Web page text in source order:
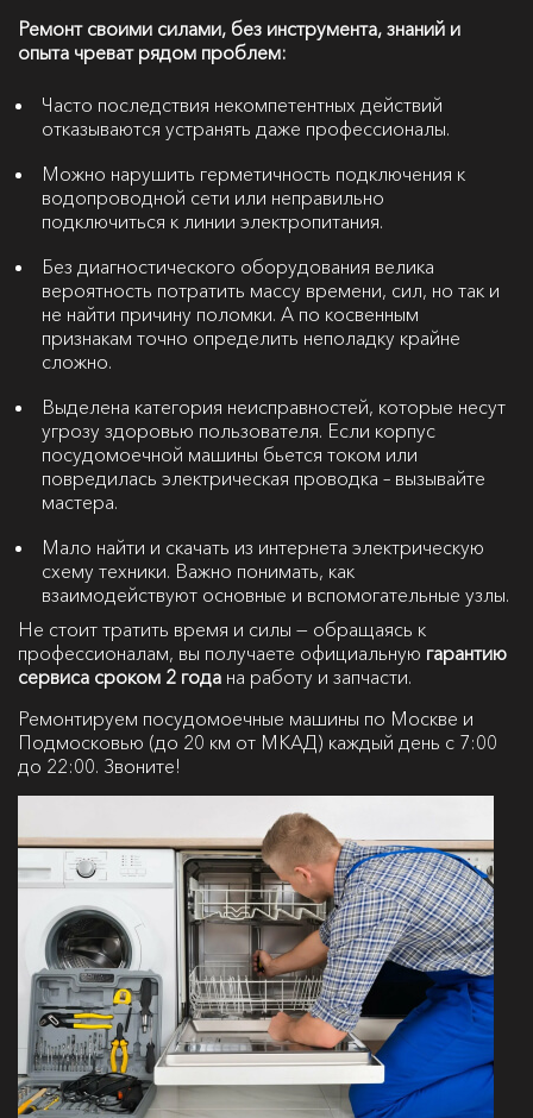
Ремонт своими силами, без инструмента, знаний и
опыта чреват рядом проблем:
Часто последствия некомпетентных действий
отказываются устранять даже профессионалы.
Можно нарушить герметичность подключения к
водопроводной сети или неправильно
подключиться к линии электропитания.
Без диагностического оборудования велика
вероятность потратить массу времени, сил, но так и
не найти причину поломки. А по косвенным
признакам точно определить неполадку крайне
сложно.
Выделена категория неисправностей, которые несут
угрозу здоровью пользователя. Если корпус
посудомоечной машины бьется током или
повредилась электрическая проводка – вызывайте
мастера.
Мало найти и скачать из интернета электрическую
схему техники. Важно понимать, как
взаимодействуют основные и вспомогательные узлы.
Не стоит тратить время и силы — обращаясь к
профессионалам, вы получаете официальную гарантию
сервиса сроком 2 года на работу и запчасти.
Ремонтируем посудомоечные машины по Москве и
Подмосковью (до 20 км от МКАД) каждый день с 7:00
до 22:00. Звоните!